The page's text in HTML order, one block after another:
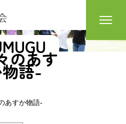
のあす
語-
あすか物語-